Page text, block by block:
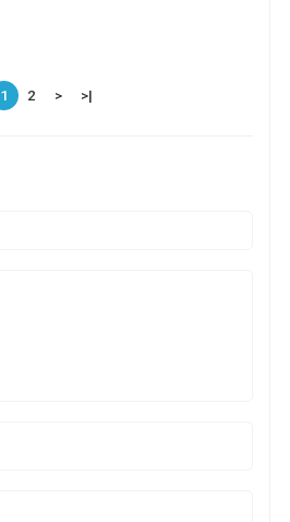
1 2 > >|